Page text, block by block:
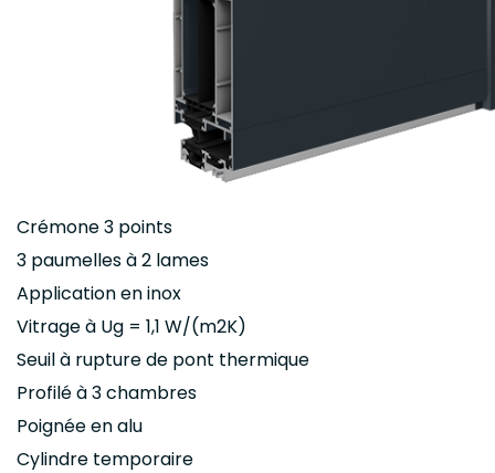
Crémone 3 points
3 paumelles à 2 lames
Application en inox
Vitrage à Ug = 1,1 W/(m2K)
Seuil à rupture de pont thermique
Profilé à 3 chambres
Poignée en alu
Cylindre temporaire